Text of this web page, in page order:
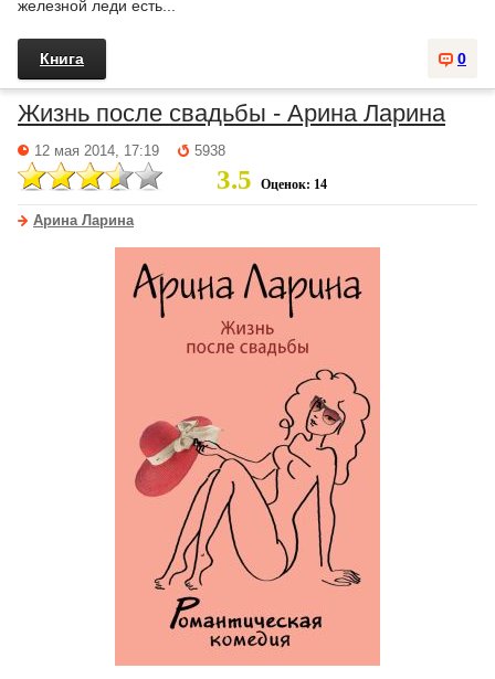
железной леди есть...
0
Книга
Жизнь после свадьбы - Арина Ларина
12 мая 2014, 17:19 5938
3.5 Оценок: 14
Арина Ларина